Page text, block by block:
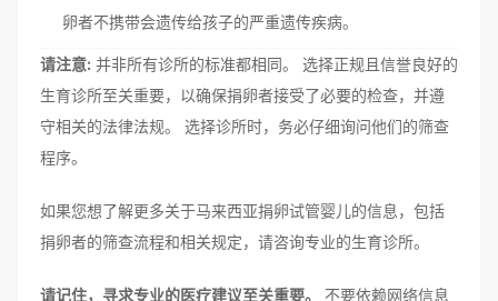
卵者不携带会遗传给孩子的严重遗传疾病。
请注意: 并非所有诊所的标准都相同。 选择正规且信誉良好的
生育诊所至关重要，以确保捐卵者接受了必要的检查，并遵
守相关的法律法规。 选择诊所时，务必仔细询问他们的筛查
程序。
如果您想了解更多关于马来西亚捐卵试管婴儿的信息，包括
捐卵者的筛查流程和相关规定，请咨询专业的生育诊所。
请记住，寻求专业的医疗建议至关重要。
不要依赖网络信息